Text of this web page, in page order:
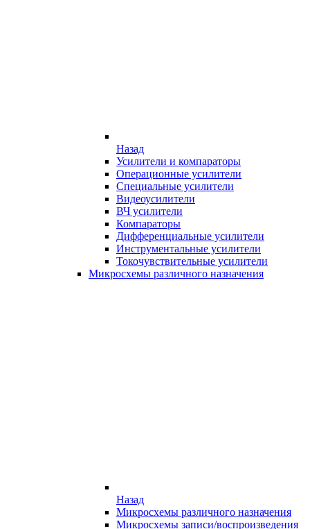
Назад
Усилители и компараторы
Операционные усилители
Специальные усилители
Видеоусилители
ВЧ усилители
Компараторы
Дифференциальные усилители
Инструментальные усилители
Токочувствительные усилители
Микросхемы различного назначения
Назад
Микросхемы различного назначения
Микросхемы записи/воспроизведения